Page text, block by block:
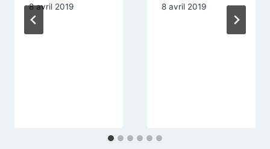
8 avril 2019
8 avril 2019